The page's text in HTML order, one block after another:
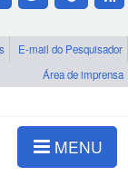
E-mail do Pesquisador
Área de imprensa
MENU